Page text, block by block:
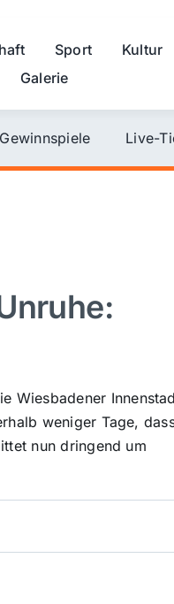
Sport Kultur
Galerie
Gewinnspiele Live-
Wiesbadener
weniger Tage,
nun dringend um